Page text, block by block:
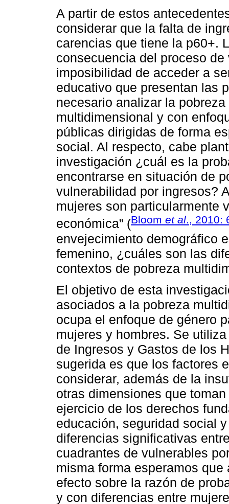
A partir de estos
considerar que la falta de
carencias que tiene la p60+.
consecuencia del proceso
imposibilidad de acceder a
educativo que presentan las
necesario analizar la
multidimensional y con
públicas dirigidas de forma
social. Al respecto, cabe
investigación ¿cuál es la
encontrarse en situación de
vulnerabilidad por ingresos?
mujeres son particularmente
económica” (Bloom et al., 2010:
envejecimiento demográfico
femenino, ¿cuáles son las
contextos de pobreza
El objetivo de esta
asociados a la pobreza
ocupa el enfoque de género
mujeres y hombres. Se
de Ingresos y Gastos de los
sugerida es que los factores
considerar, además de la
otras dimensiones que
ejercicio de los derechos
educación, seguridad social
diferencias significativas
cuadrantes de vulnerables
misma forma esperamos
efecto sobre la razón de
y con diferencias entre